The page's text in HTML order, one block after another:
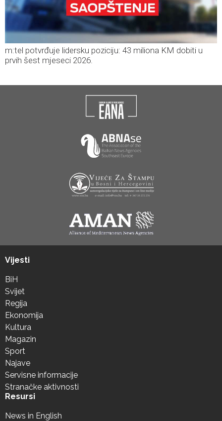
m:tel potvrđuje lidersku poziciju: 43 miliona KM dobiti u
prvih šest mjeseci 2026.
Vijesti
BiH
Svijet
Regija
Ekonomija
Kultura
Magazin
Sport
Najave
Servisne informacije
Stranačke aktivnosti
Resursi
News in English